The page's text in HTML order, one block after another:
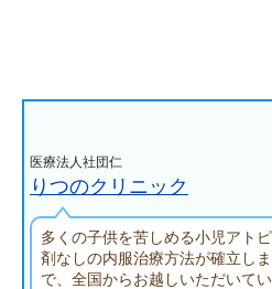
医療法人社団仁
りつのクリニック
多くの子供を苦しめる小児アト
剤なしの内服治療方法が確立し
で、全国からお越しいただいて